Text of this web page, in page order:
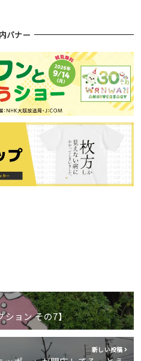
バナー
ション その7】
新しい投稿